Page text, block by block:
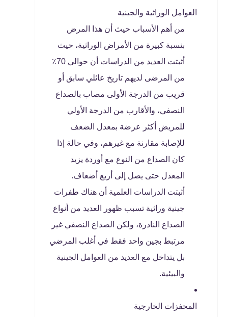
العوامل الوراثية والجينية
من أهم الأسباب حيث أن هذا المرض
بنسبة كبيرة من الأمراض الوراثية، حيث
أثبتت العديد من الدراسات أن حوالي 70٪
من المرضى لديهم تاريخ عائلي سابق أو
قريب من الدرجة الأولى مصاب بالصداع
النصفي، والأقارب من الدرجة الأولي
للمريض أكثر عرضة بمعدل الضعف
للإصابة مقارنة مع غيرهم، وفي حالة إذا
كان الصداع من النوع مع أوردة يزيد
المعدل حتى يصل إلى أربع أضعاف.
أثبتت الدراسات العلمية أن هناك طفرات
جينية وراثية تسبب ظهور العديد من أنواع
الصداع النادرة، ولكن الصداع النصفي غير
مرتبط بجين واحد فقط في أغلب المرضي
بل يتداخل مع العديد من العوامل الجينية
والبيئية.
المحفزات الخارجية